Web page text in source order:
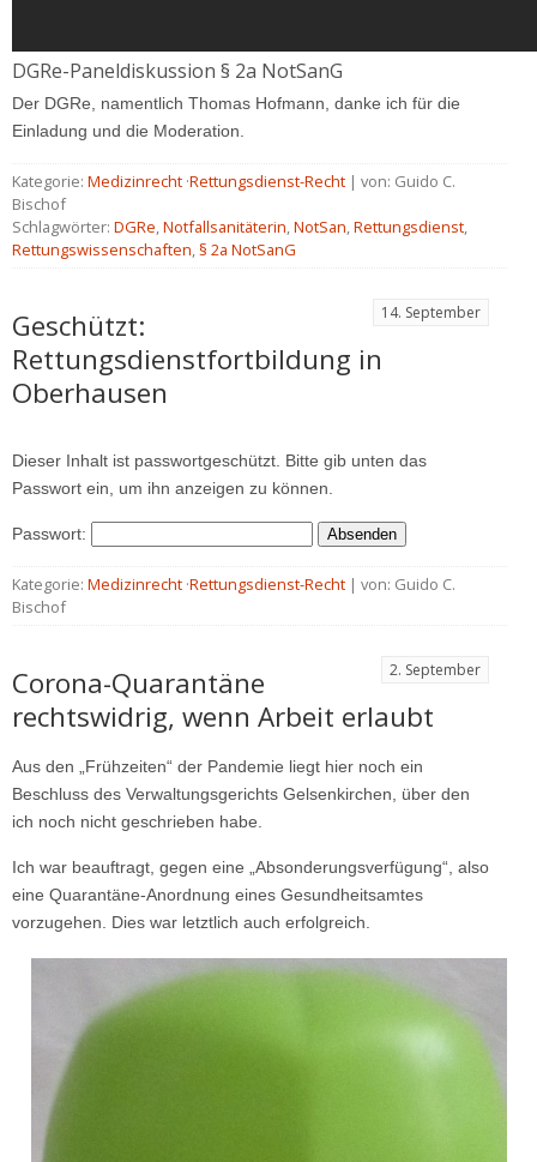
DGRe-Paneldiskussion § 2a NotSanG
Der DGRe, namentlich Thomas Hofmann, danke ich für die
Einladung und die Moderation.
Kategorie: Medizinrecht ·Rettungsdienst-Recht | von: Guido C.
Bischof
Schlagwörter: DGRe,Notfallsanitäterin,NotSan,Rettungsdienst,
Rettungswissenschaften,§ 2a NotSanG
14. September
Geschützt:
Rettungsdienstfortbildung in
Oberhausen
Dieser Inhalt ist passwortgeschützt. Bitte gib unten das
Passwort ein, um ihn anzeigen zu können.
Passwort:
Kategorie: Medizinrecht ·Rettungsdienst-Recht | von: Guido C.
Bischof
2. September
Corona-Quarantäne
rechtswidrig, wenn Arbeit erlaubt
Aus den „Frühzeiten“ der Pandemie liegt hier noch ein
Beschluss des Verwaltungsgerichts Gelsenkirchen, über den
ich noch nicht geschrieben habe.
Ich war beauftragt, gegen eine „Absonderungsverfügung“, also
eine Quarantäne-Anordnung eines Gesundheitsamtes
vorzugehen. Dies war letztlich auch erfolgreich.